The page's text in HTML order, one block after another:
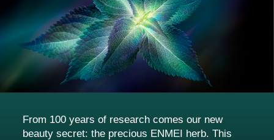
From 100 years of research comes our new
beauty secret: the precious ENMEI herb. This